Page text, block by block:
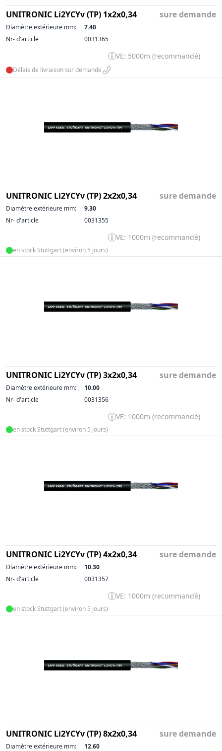
UNITRONIC Li2YCYv (TP) 1x2x0,34 sure demande
Diamètre extérieure mm:
7.40
Nr- d'article
0031365
VE: 5000m (recommandé)
Délais de livraison sur demande
UNITRONIC Li2YCYv (TP) 2x2x0,34 sure demande
Diamètre extérieure mm:
9.30
Nr- d'article
0031355
VE: 1000m (recommandé)
en stock Stuttgart (environ 5 jours)
UNITRONIC Li2YCYv (TP) 3x2x0,34 sure demande
Diamètre extérieure mm:
10.00
Nr- d'article
0031356
VE: 1000m (recommandé)
en stock Stuttgart (environ 5 jours)
UNITRONIC Li2YCYv (TP) 4x2x0,34 sure demande
Diamètre extérieure mm:
10.30
Nr- d'article
0031357
VE: 1000m (recommandé)
en stock Stuttgart (environ 5 jours)
UNITRONIC Li2YCYv (TP) 8x2x0,34 sure demande
Diamètre extérieure mm:
12.60